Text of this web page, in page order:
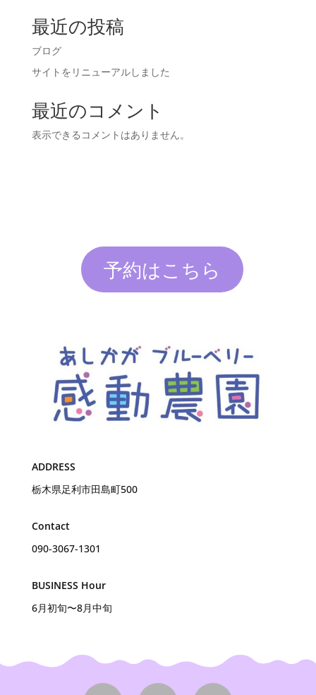
最近の投稿
ブログ
サイトをリニューアルしました
最近のコメント
表示できるコメントはありません。
予約はこちら
ADDRESS
栃木県足利市田島町500
Contact
090-3067-1301
BUSINESS Hour
6月初旬〜8月中旬